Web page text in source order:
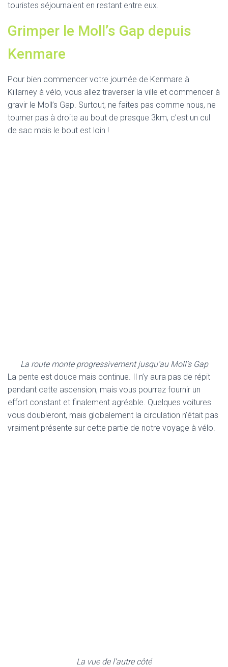
touristes séjournaient en restant entre eux.
Grimper le Moll’s Gap depuis
Kenmare
Pour bien commencer votre journée de Kenmare à
Killarney à vélo, vous allez traverser la ville et commencer à
gravir le Moll’s Gap. Surtout, ne faites pas comme nous, ne
tourner pas à droite au bout de presque 3km, c’est un cul
de sac mais le bout est loin !
La route monte progressivement jusqu’au Moll’s Gap
La pente est douce mais continue. Il n’y aura pas de répit
pendant cette ascension, mais vous pourrez fournir un
effort constant et finalement agréable. Quelques voitures
vous doubleront, mais globalement la circulation n’était pas
vraiment présente sur cette partie de notre voyage à vélo.
La vue de l’autre côté